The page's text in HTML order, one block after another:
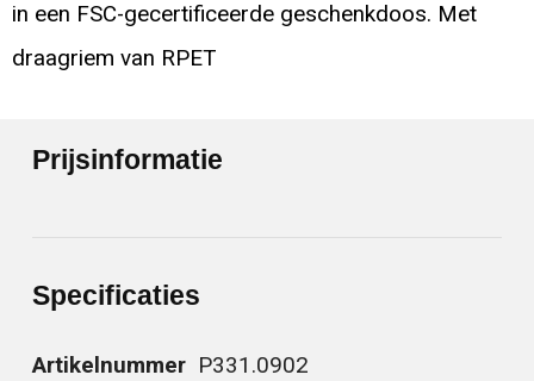
in een FSC-gecertificeerde geschenkdoos. Met
draagriem van RPET
Prijsinformatie
Specificaties
Artikelnummer P331.0902